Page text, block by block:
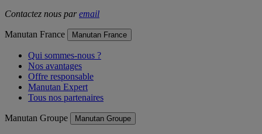
Contactez nous paremail
Manutan France Manutan France
Qui sommes-nous ?
Nos avantages
Offre responsable
Manutan Expert
Tous nos partenaires
Manutan Groupe Manutan Groupe